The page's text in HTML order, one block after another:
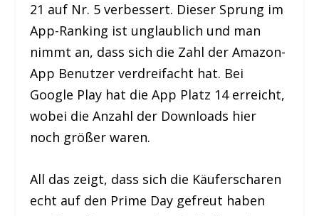
21 auf Nr. 5 verbessert. Dieser Sprung im
App-Ranking ist unglaublich und man
nimmt an, dass sich die Zahl der Amazon-
App Benutzer verdreifacht hat. Bei
Google Play hat die App Platz 14 erreicht,
wobei die Anzahl der Downloads hier
noch größer waren.
All das zeigt, dass sich die Käuferscharen
echt auf den Prime Day gefreut haben